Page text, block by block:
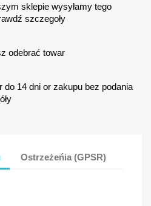
sklepie wysyłamy tego
szczegoły
odebrać towar
14 dni or zakupu bez podania
Ostrzeżeńia (GPSR)